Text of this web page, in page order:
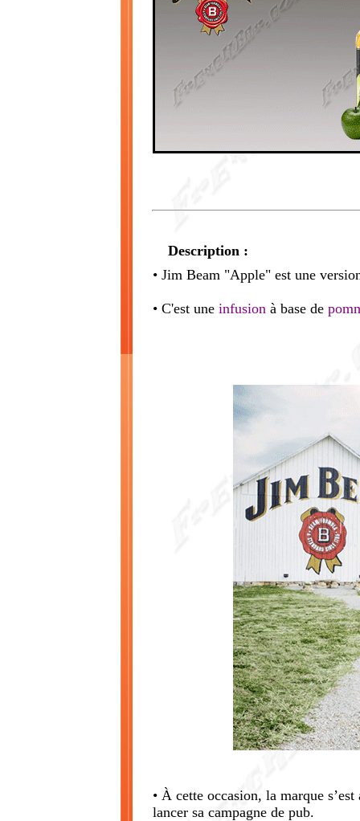
Description :
• Jim Beam "Apple" est une
• C'est une infusion à base de
• À cette occasion, la marque
lancer sa campagne de pub.